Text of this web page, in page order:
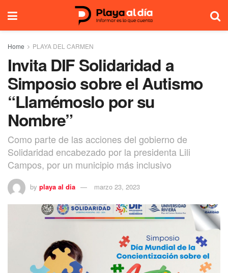
Home PLAYA DEL CARMEN
Invita DIF Solidaridad a
Simposio sobre el Autismo
“Llamémoslo por su
Nombre”
Como parte de las acciones del gobierno de
Solidaridad encabezado por la presidenta Lili
Campos, por un municipio más inclusivo
by playa al dia marzo 23, 2023